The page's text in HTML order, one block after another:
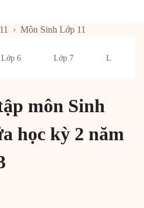
› Môn Sinh Lớp 11
Lớp 6 Lớp 7 Lớp 8
môn Sinh
học kỳ 2 năm